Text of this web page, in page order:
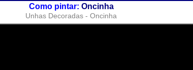
Como pintar: Oncinha
Unhas Decoradas - Oncinha